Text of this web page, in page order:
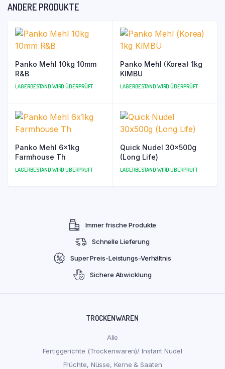
ANDERE PRODUKTE
Panko Mehl 10kg 10mm
R&B
LAGERBESTAND WIRD ÜBERPRÜFT
Panko Mehl (Korea) 1kg
KIMBU
LAGERBESTAND WIRD ÜBERPRÜFT
Panko Mehl 6x1kg
Farmhouse Th
LAGERBESTAND WIRD ÜBERPRÜFT
Quick Nudel 30x500g
(Long Life)
LAGERBESTAND WIRD ÜBERPRÜFT
Immer frische Produkte
Schnelle Lieferung
Super Preis-Leistungs-Verhältnis
Sichere Abwicklung
TROCKENWAREN
Alle
Fertiggerichte (Trockenwaren)/ Instant Nudel
Früchte, Nüsse, Kerne & Saaten